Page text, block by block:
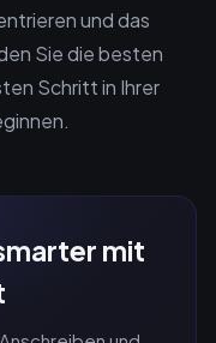
und das
Sie die besten
Schritt in Ihrer
mit